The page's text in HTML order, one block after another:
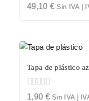
0
of
49,10 € Sin IVA |
Tapa de plástico
0
1,90 € Sin IVA |